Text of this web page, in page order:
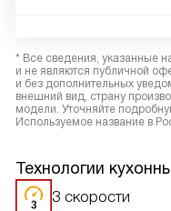
* Все сведения, указанные
и не являются публичной
и без дополнительных
внешний вид, страну
модели. Уточняйте
Используемое название в
Технологии
3 скорости